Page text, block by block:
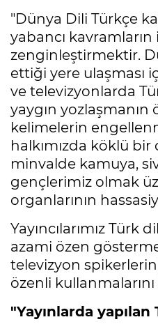
"Dünya Dili Türkçe
yabancı
zenginleştirmektir.
ettiği yere ulaşması
ve televizyonlarda
yaygın
kelimelerin
halkımızda köklü
minvalde kamuya,
gençlerimiz olmak
organlarının
Yayıncılarımız
azami özen
televizyon
özenli
"Yayınlarda yapılan